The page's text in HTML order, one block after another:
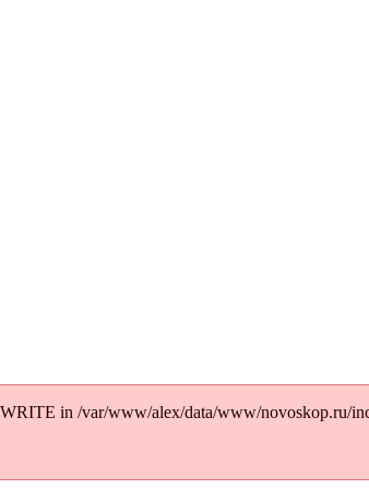
in /var/www/alex/data/www/novoskop.ru/